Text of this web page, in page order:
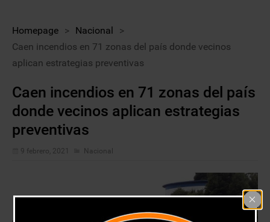
Homepage > Nacional
>
Caen incendios en 71 zonas del país donde vecinos
aplican estrategias preventivas
Caen incendios en 71 zonas del país
donde vecinos aplican estrategias
preventivas
9 febrero, 2021 Nacional